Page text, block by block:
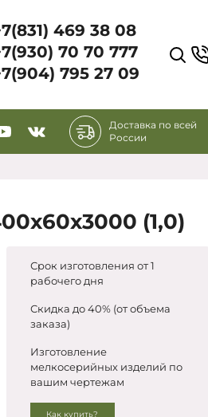
469 38 08
70 70 777
795 27 09
Доставка по всей
России
(1,0)
Срок изготовления от 1
рабочего дня
Скидка до 40% (от объема
заказа)
Изготовление
мелкосерийных изделий по
вашим чертежам
Как купить?